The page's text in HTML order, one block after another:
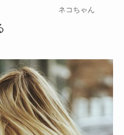
ネコちゃん